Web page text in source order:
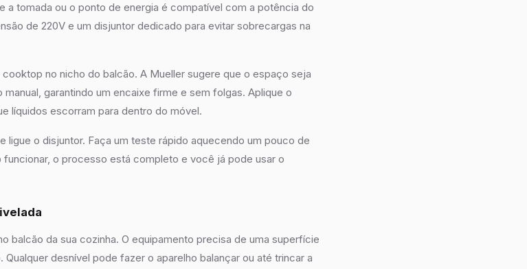
a tomada ou o ponto de energia é compatível com a potência do
de 220V e um disjuntor dedicado para evitar sobrecargas na
no nicho do balcão. A Mueller sugere que o espaço seja
garantindo um encaixe firme e sem folgas. Aplique o
líquidos escorram para dentro do móvel.
ligue o disjuntor. Faça um teste rápido aquecendo um pouco de
funcionar, o processo está completo e você já pode usar o
balcão da sua cozinha. O equipamento precisa de uma superfície
desnível pode fazer o aparelho balançar ou até trincar a